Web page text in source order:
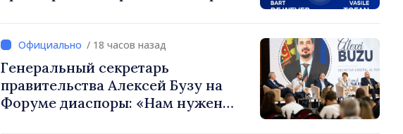
/ 18 часов назад
Генеральный секретарь
правительства Алексей Бузу на
Форуме диаспоры: «Нам нужен